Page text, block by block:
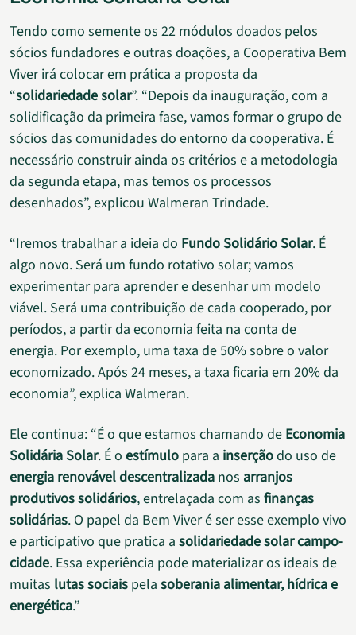
Tendo como semente os 22 módulos doados pelos
sócios fundadores e outras doações, a Cooperativa Bem
Viver irá colocar em prática a proposta da
“solidariedade solar”. “Depois da inauguração, com a
solidificação da primeira fase, vamos formar o grupo de
sócios das comunidades do entorno da cooperativa. É
necessário construir ainda os critérios e a metodologia
da segunda etapa, mas temos os processos
desenhados”, explicou Walmeran Trindade.
“Iremos trabalhar a ideia do Fundo Solidário Solar. É
algo novo. Será um fundo rotativo solar; vamos
experimentar para aprender e desenhar um modelo
viável. Será uma contribuição de cada cooperado, por
períodos, a partir da economia feita na conta de
energia. Por exemplo, uma taxa de 50% sobre o valor
economizado. Após 24 meses, a taxa ficaria em 20% da
economia”, explica Walmeran.
Ele continua: “É o que estamos chamando de Economia
Solidária Solar. É o estímulo para a inserçãodo uso de
energia renovável descentralizada nos arranjos
produtivos solidários, entrelaçada com as finanças
solidárias. O papel da Bem Viver é ser esse exemplo vivo
e participativo que pratica a solidariedade solar campo-
cidade. Essa experiência pode materializar os ideais de
muitas lutas sociais pela soberania alimentar, hídrica e
energética.”